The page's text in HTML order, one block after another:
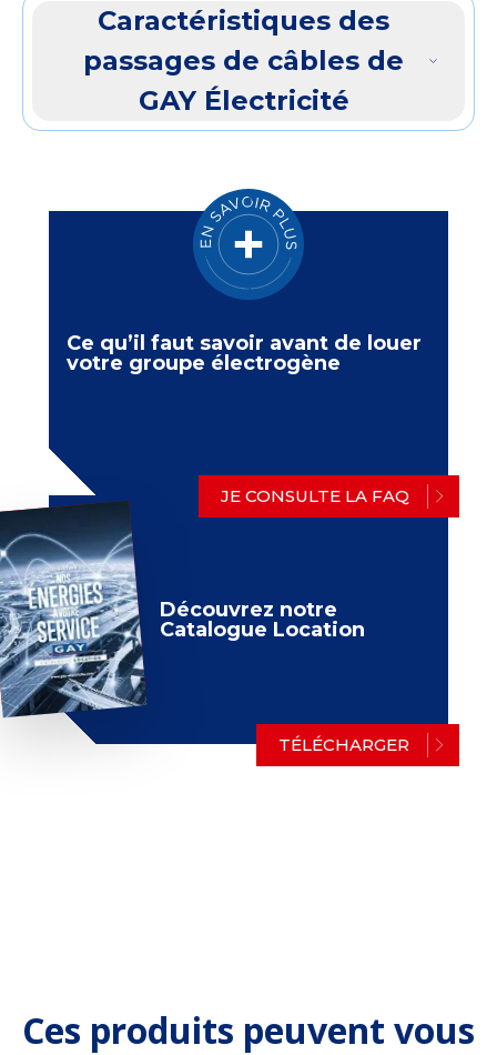
Caractéristiques des
passages de câbles de
GAY Électricité
Ce qu’il faut savoir avant de louer
votre groupe électrogène
JE CONSULTE LA FAQ
Découvrez notre
Catalogue Location
TÉLÉCHARGER
Ces produits peuvent vous